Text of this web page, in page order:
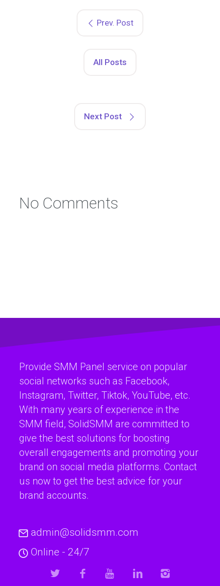
Prev. Post
All Posts
Next Post
No Comments
Provide SMM Panel service on popular
social networks such as Facebook,
Instagram, Twitter, Tiktok, YouTube, etc.
With many years of experience in the
SMM field, SolidSMM are committed to
give the best solutions for boosting
overall engagements and promoting your
brand on social media platforms. Contact
us now to get the best advice for your
brand accounts.
admin@solidsmm.com
Online - 24/7